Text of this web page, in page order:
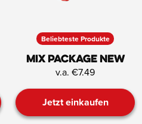
Beliebteste Produkte
Mix Package NEW
v.a. €7.49
Jetzt einkaufen